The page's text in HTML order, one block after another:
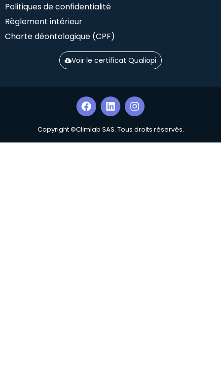
Politiques de confidentialité
Règlement intérieur
Charte déontologique (CPF)
Voir le certificat Qualiopi
Copyright ©Climlab SAS. Tous droits réservés.